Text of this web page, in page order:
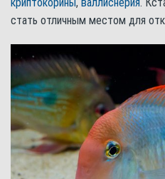
криптокорины , валлиснерия.
стать отличным местом для